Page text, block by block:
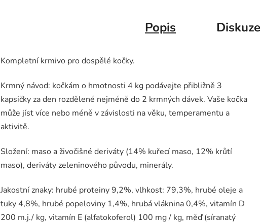
Popis Diskuze
Kompletní krmivo pro dospělé kočky.
Krmný návod: kočkám o hmotnosti 4 kg podávejte přibližně 3
kapsičky za den rozdělené nejméně do 2 krmných dávek. Vaše kočka
může jíst více nebo méně v závislosti na věku, temperamentu a
aktivitě.
Složení: maso a živočišné deriváty (14% kuřecí maso, 12% krůtí
maso), deriváty zeleninového původu, minerály.
Jakostní znaky: hrubé proteiny 9,2%, vlhkost: 79,3%, hrubé oleje a
tuky 4,8%, hrubé popeloviny 1,4%, hrubá vláknina 0,4%, vitamín D
200 m.j./ kg, vitamín E (alfatokoferol) 100 mg / kg, měď (síranatý